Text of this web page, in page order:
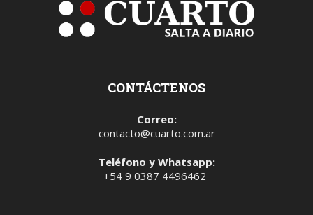
CONTÁCTENOS
Correo:
contacto@cuarto.com.ar
Teléfono y Whatsapp:
+54 9 0387 4496462